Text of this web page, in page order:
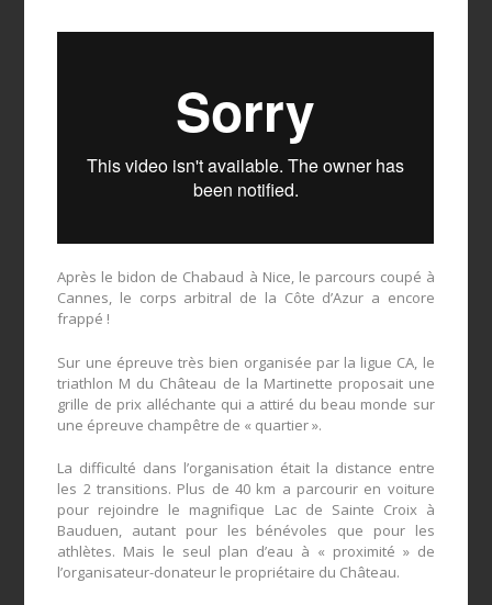
Après le bidon de Chabaud à Nice, le parcours coupé à
Cannes, le corps arbitral de la Côte d’Azur a encore
frappé !
Sur une épreuve très bien organisée par la ligue CA, le
triathlon M du Château de la Martinette proposait une
grille de prix alléchante qui a attiré du beau monde sur
une épreuve champêtre de « quartier ».
La difficulté dans l’organisation était la distance entre
les 2 transitions. Plus de 40 km a parcourir en voiture
pour rejoindre le magnifique Lac de Sainte Croix à
Bauduen, autant pour les bénévoles que pour les
athlètes. Mais le seul plan d’eau à « proximité » de
l’organisateur-donateur le propriétaire du Château.